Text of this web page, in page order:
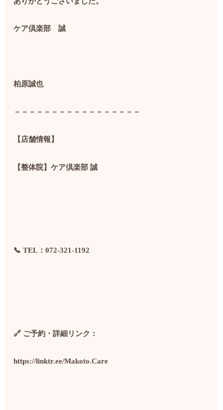
ケア倶楽部 誠
柏原誠也
－－－－－－－－－－－－－－－－－
【店舗情報】
【整体院】ケア倶楽部 誠
📞 TEL：072-321-1192
🔗 ご予約・詳細リンク：
https://linktr.ee/Makoto.Care